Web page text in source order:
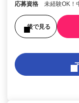
応募資格 未経験OK！
後で見る